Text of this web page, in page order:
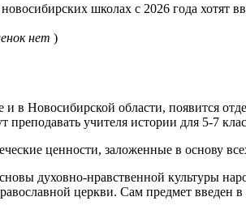
школах с 2026 года хотят
нет )
и в Новосибирской области, появится
учителя истории для 5-7
ценности, заложенные в основу
духовно-нравственной культуры
церкви. Сам предмет